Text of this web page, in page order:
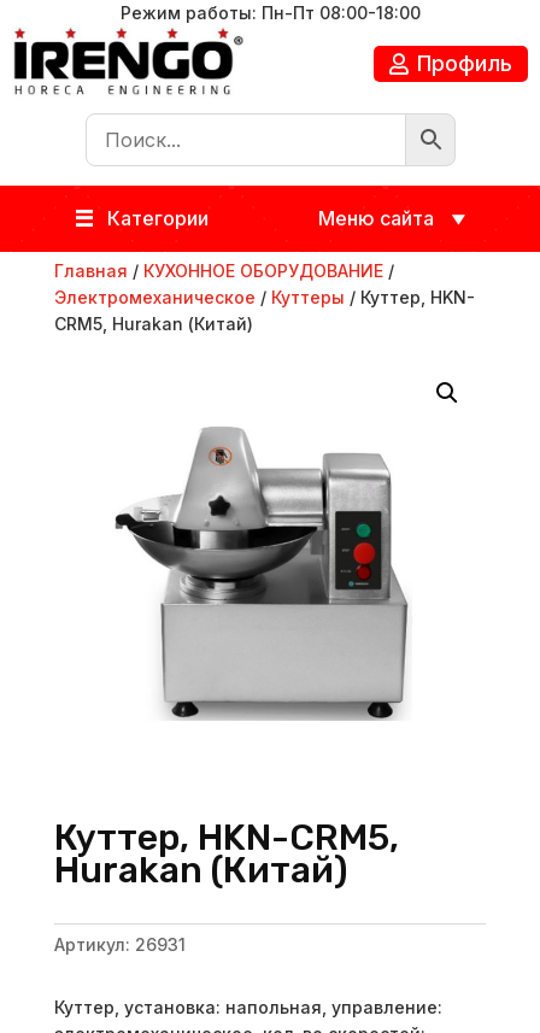
Режим работы: Пн-Пт 08:00-18:00
Профиль
Категории Меню сайта
Главная / КУХОННОЕ ОБОРУДОВАНИЕ/
Электромеханическое / Куттеры / Куттер, HKN-
CRM5, Hurakan (Китай)
Куттер, HKN-CRM5,
Hurakan (Китай)
Артикул: 26931
Куттер, установка: напольная, управление: